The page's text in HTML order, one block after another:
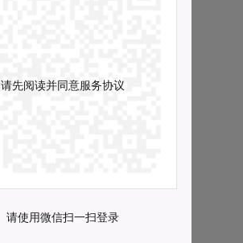
请先阅读并同意服务协议
请使用微信扫一扫登录